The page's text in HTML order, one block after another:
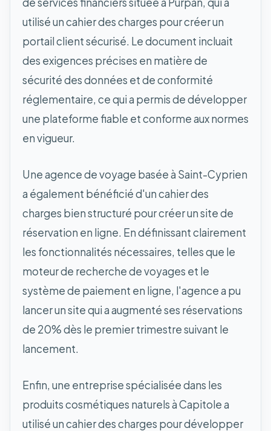
utilisé un cahier des charges pour créer un
portail client sécurisé. Le document incluait
des exigences précises en matière de
sécurité des données et de conformité
réglementaire, ce qui a permis de développer
une plateforme fiable et conforme aux normes
en vigueur.
Une agence de voyage basée à Saint-Cyprien
a également bénéficié d'un cahier des
charges bien structuré pour créer un site de
réservation en ligne. En définissant clairement
les fonctionnalités nécessaires, telles que le
moteur de recherche de voyages et le
système de paiement en ligne, l'agence a pu
lancer un site qui a augmenté ses réservations
de 20% dès le premier trimestre suivant le
lancement.
Enfin, une entreprise spécialisée dans les
produits cosmétiques naturels à Capitole a
utilisé un cahier des charges pour développer